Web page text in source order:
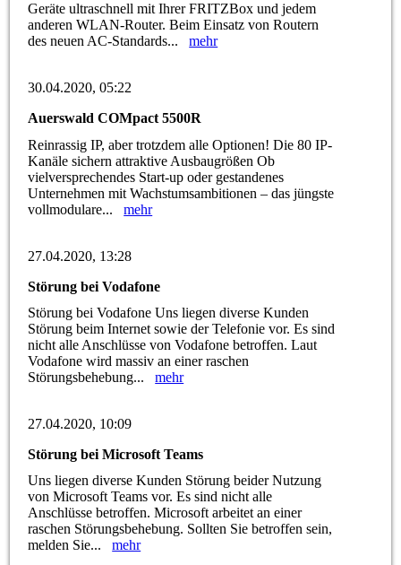
Geräte ultraschnell mit Ihrer FRITZBox und jedem
anderen WLAN-Router. Beim Einsatz von Routern
des neuen AC-Standards...mehr
30.04.2020, 05:22
Auerswald COMpact 5500R
Reinrassig IP, aber trotzdem alle Optionen! Die 80 IP-
Kanäle sichern attraktive Ausbaugrößen Ob
vielversprechendes Start-up oder gestandenes
Unternehmen mit Wachstumsambitionen – das jüngste
vollmodulare...mehr
27.04.2020, 13:28
Störung bei Vodafone
Störung bei Vodafone Uns liegen diverse Kunden
Störung beim Internet sowie der Telefonie vor. Es sind
nicht alle Anschlüsse von Vodafone betroffen. Laut
Vodafone wird massiv an einer raschen
Störungsbehebung...mehr
27.04.2020, 10:09
Störung bei Microsoft Teams
Uns liegen diverse Kunden Störung beider Nutzung
von Microsoft Teams vor. Es sind nicht alle
Anschlüsse betroffen. Microsoft arbeitet an einer
raschen Störungsbehebung. Sollten Sie betroffen sein,
melden Sie...mehr